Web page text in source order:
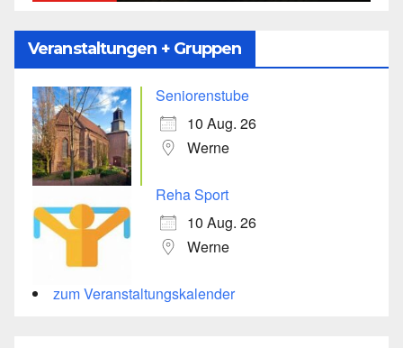
Veranstaltungen + Gruppen
Seniorenstube
10 Aug. 26
Werne
Reha Sport
10 Aug. 26
Werne
zum Veranstaltungskalender